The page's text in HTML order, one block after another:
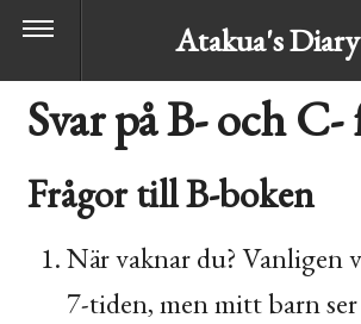
Atakua's Diary
Svar på B- och
Frågor till B-boken
När vaknar du? Vanligen
7-tiden, men mitt barn